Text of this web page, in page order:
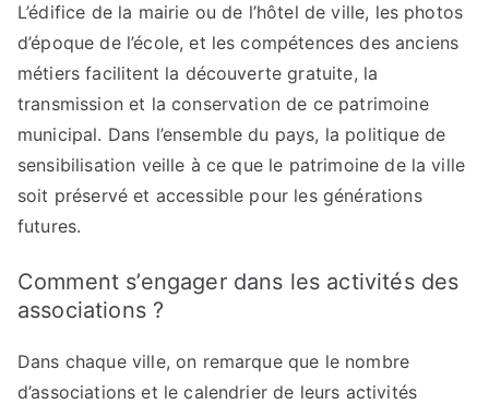
L’édifice de la mairie ou de l’hôtel de ville, les photos
d’époque de l’école, et les compétences des anciens
métiers facilitent la découverte gratuite, la
transmission et la conservation de ce patrimoine
municipal. Dans l’ensemble du pays, la politique de
sensibilisation veille à ce que le patrimoine de la ville
soit préservé et accessible pour les générations
futures.
Comment s’engager dans les activités des
associations ?
Dans chaque ville, on remarque que le nombre
d’associations et le calendrier de leurs activités